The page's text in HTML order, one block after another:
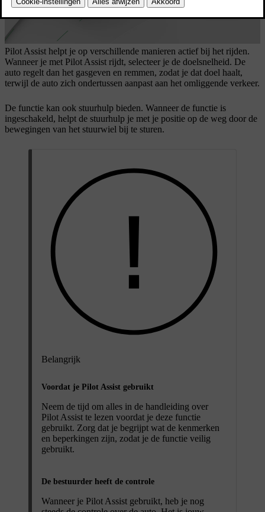
Pilot Assist helpt je op verschillende manieren actief bij het rijden.
Wanneer je met Pilot Assist rijdt, selecteer je de doelsnelheid. De
auto regelt dan het gasgeven en remmen, zodat je dat doel haalt,
terwijl de auto zich ondertussen aanpast aan het omliggende verkeer.
De functie kan ook stuurhulp bieden. Wanneer de functie is
ingeschakeld, helpt de stuurhulp je met je positie op de weg door de
bewegingen van het stuurwiel bij te sturen.
Belangrijk
Voordat je Pilot Assist gebruikt
Neem de tijd om alles in de handleiding over
Pilot Assist te lezen voordat je deze functie
gebruikt. Zorg dat je begrijpt wat de kenmerken
en beperkingen zijn, zodat je de functie veilig
gebruikt.
De bestuurder heeft de controle
Wanneer je Pilot Assist gebruikt, heb je nog